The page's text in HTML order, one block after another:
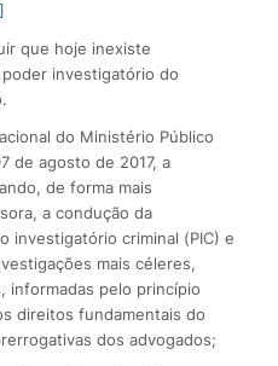
que hoje inexiste
investigatório do
do Ministério Público
de agosto de 2017, a
de forma mais
a condução da
investigatório criminal (PIC) e
mais céleres,
informadas pelo princípio
direitos fundamentais do
dos advogados;